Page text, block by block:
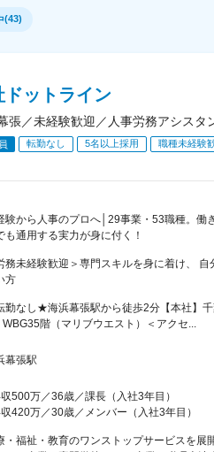
(43)
ドットライン
張／未経験歓迎／人事労務アシスタ
転勤なし 5名以上採用 職種未経験
験から人事のプロへ│29事業・53職種。働
も通用する実力が身に付く！
務未経験歓迎＞専門スキルを身に着け、
方
なし★海浜幕張駅から徒歩2分【本社】
階（マリブウエスト）＜アクセ...
幕張駅
500万／36歳／課長（入社3年目）
420万／30歳／メンバー（入社3年目）
・福祉・教育のワンストップサービスを展